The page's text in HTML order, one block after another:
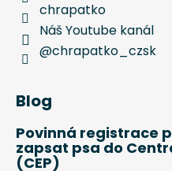
chrapatko
Náš Youtube kanál
@chrapatko_czsk
Blog
Povinná registrace
zapsat psa do
(CEP)